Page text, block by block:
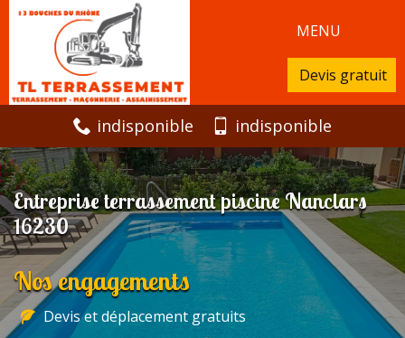
MENU
Devis gratuit
indisponible indisponible
Entreprise terrassement piscine Nanclars
16230
Nos engagements
Devis et déplacement gratuits